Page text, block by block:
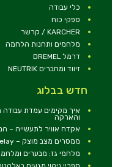
כלי עבודה
ספקי כוח
KARCHER / קרשר
מלחמים ותחנות הלחמה
דרמל DREMEL
זיווד ומחברים NEUTRIK
חדש בבלוג
והארקה
אקדח אוויר לתעשייה –
ממסרים מצב מוצק – Solid State Relay
מלחמי גז: מבערים